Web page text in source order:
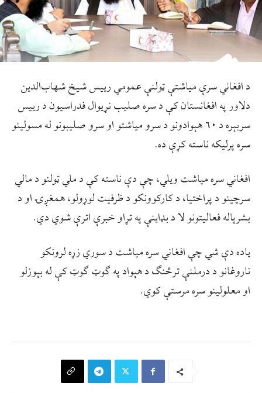
د افغاني سرې میاشتې ټولنې عمومي رییس شیخ شهاب‌الدین
دلاور په افغانستان کې د سره صلیب نړیوال فدراسیون د رییس
سربېره د ۶۰ هېوادونو د سرو میاشتو او سرو صلیبونو له مسولینو
سره پرلیکه ناسته کړې ده.
افغاني سره میاشت ویلي، چې دې ناسته کې د ملي ټولنو د مالي
سرچینو د پراختیا، د کارکوونکو د ظرفیت لوړولو، همغږۍ او د
بشرپاله فعالیتونو لا د بډاینې په تړاو خبرې اترې شوي دي.
یاده دې شي چې افغاني سره میاشت د سوري زړه لرونکو
ناروغانو د درملنې ترڅنګ د هېواد په ګوټ ګوټ کې له بېوزلو
او معلولینو سره مرستې کوي.